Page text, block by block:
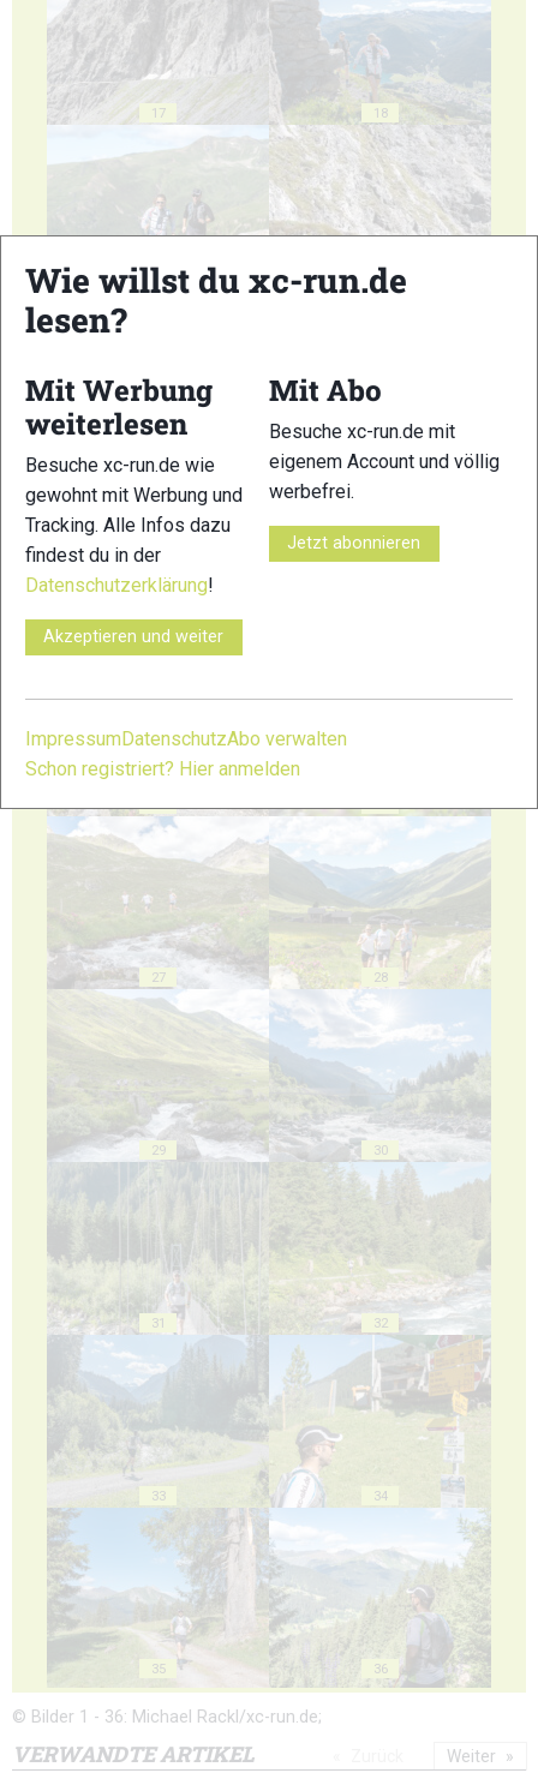
17 18
19 20
21 22
23
27 28
29 30
31 32
33 34
35 36
© Bilder 1 - 36: Michael Rackl/xc-run.de;
VERWANDTE ARTIKEL Weiter
Wie willst du xc-run.de
lesen?
Mit Werbung
weiterlesen
Besuche xc-run.de wie
gewohnt mit Werbung und
Tracking. Alle Infos dazu
findest du in der
Datenschutzerklärung!
Akzeptieren und weiter
Mit Abo
Besuche xc-run.de mit
eigenem Account und völlig
werbefrei.
Jetzt abonnieren
Impressum DatenschutzAbo verwalten
Schon registriert? Hier anmelden